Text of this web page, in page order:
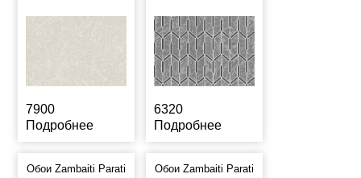
7900
Подробнее
6320
Подробнее
Обои Zambaiti Parati
Обои Zambaiti Parati